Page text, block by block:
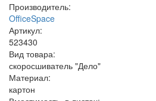
Производитель:
OfficeSpace
Артикул:
523430
Вид товара:
скоросшиватель "Дело"
Материал:
картон